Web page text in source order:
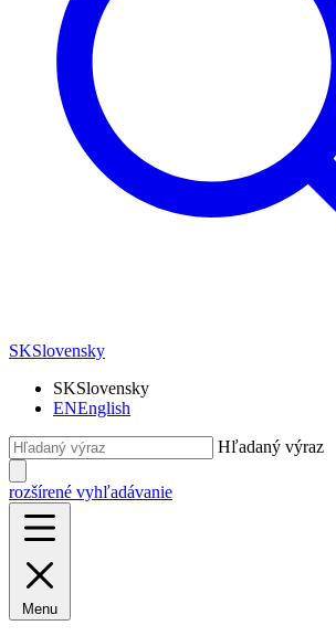
SKSlovensky
SKSlovensky
ENEnglish
Hľadaný výraz
rozšírené vyhľadávanie
Menu